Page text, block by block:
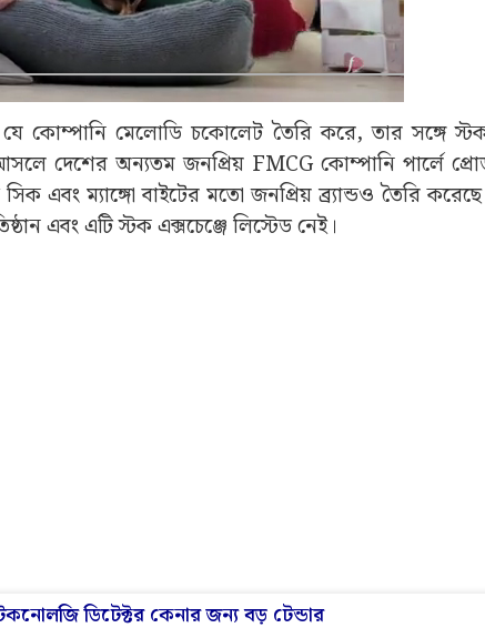
সকাল পর্যন্ত পার্লে ইন্ডাস্ট্রিজের শেয়ারে নেতিবাচক প্রভাব